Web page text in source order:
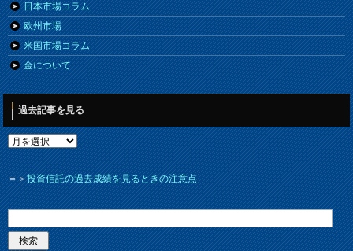
日本市場コラム
欧州市場
米国市場コラム
金について
過去記事を見る
＝＞投資信託の過去成績を見るときの注意点